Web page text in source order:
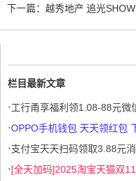
下一篇： 越秀地产 追光
栏目最新文章
·工行甬享福利领1.08-88元微
·OPPO手机钱包 天天领红包
·支付宝天天扫码领取3.88元
·[全天加码]2025淘宝天猫双